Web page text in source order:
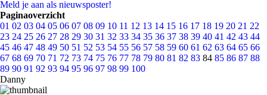
Meld je aan als nieuwsposter!
Paginaoverzicht
01 02 03 04 05 06 07 08 09 10 11 12 13 14 15 16 17 18 19 20 21 22
23 24 25 26 27 28 29 30 31 32 33 34 35 36 37 38 39 40 41 42 43 44
45 46 47 48 49 50 51 52 53 54 55 56 57 58 59 60 61 62 63 64 65 66
67 68 69 70 71 72 73 74 75 76 77 78 79 80 81 82 83 84 85 86 87 88
89 90 91 92 93 94 95 96 97 98 99 100
Danny